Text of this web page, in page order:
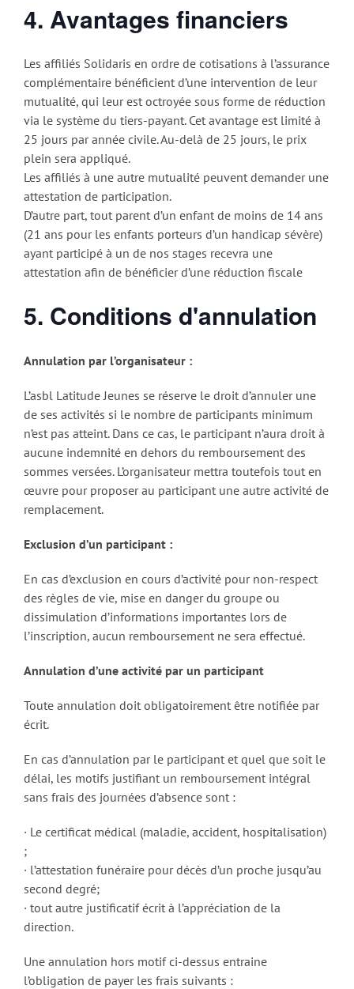
4. Avantages financiers
Les affiliés Solidaris en ordre de cotisations à l’assurance
complémentaire bénéficient d’une intervention de leur
mutualité, qui leur est octroyée sous forme de réduction
via le système du tiers-payant. Cet avantage est limité à
25 jours par année civile. Au-delà de 25 jours, le prix
plein sera appliqué.
Les affiliés à une autre mutualité peuvent demander une
attestation de participation.
D’autre part, tout parent d’un enfant de moins de 14 ans
(21 ans pour les enfants porteurs d’un handicap sévère)
ayant participé à un de nos stages recevra une
attestation afin de bénéficier d’une réduction fiscale
5. Conditions d'annulation
Annulation par l’organisateur :
L’asbl Latitude Jeunes se réserve le droit d’annuler une
de ses activités si le nombre de participants minimum
n’est pas atteint. Dans ce cas, le participant n’aura droit à
aucune indemnité en dehors du remboursement des
sommes versées. L’organisateur mettra toutefois tout en
œuvre pour proposer au participant une autre activité de
remplacement.
Exclusion d’un participant :
En cas d’exclusion en cours d’activité pour non-respect
des règles de vie, mise en danger du groupe ou
dissimulation d’informations importantes lors de
l’inscription, aucun remboursement ne sera effectué.
Annulation d’une activité par un participant
Toute annulation doit obligatoirement être notifiée par
écrit.
En cas d’annulation par le participant et quel que soit le
délai, les motifs justifiant un remboursement intégral
sans frais des journées d’absence sont :
· Le certificat médical (maladie, accident, hospitalisation)
;
· l’attestation funéraire pour décès d’un proche jusqu’au
second degré;
· tout autre justificatif écrit à l’appréciation de la
direction.
Une annulation hors motif ci-dessus entraine
l’obligation de payer les frais suivants :